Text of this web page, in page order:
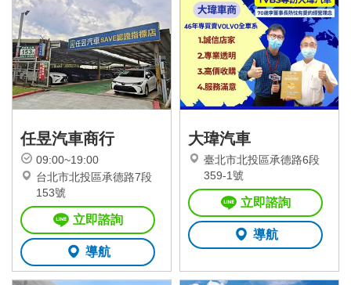
任昱汽車商行
09:00~19:00
台北市北投區承德路7段
153號
立即諮詢
導航
大瑋汽車
臺北市北投區承德路6段
359-1號
立即諮詢
導航